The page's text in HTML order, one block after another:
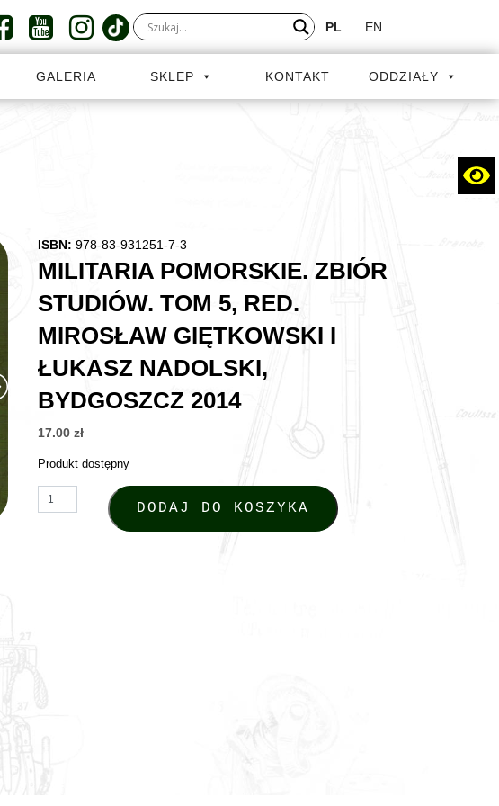
PL EN
GALERIA SKLEP KONTAKT ODDZIAŁY
ISBN: 978-83-931251-7-3
MILITARIA POMORSKIE. ZBIÓR
STUDIÓW. TOM 5, RED.
MIROSŁAW GIĘTKOWSKI I
ŁUKASZ NADOLSKI,
BYDGOSZCZ 2014
17.00 zł
Produkt dostępny
ilość Militaria Pomorskie. Zbiór studiów. Tom 5, red. Mirosław Giętkowski i
DODAJ DO KOSZYKA